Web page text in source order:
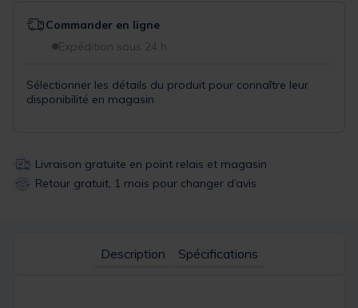
Commander en ligne
Expédition sous 24 h
Sélectionner les détails du produit pour connaître leur
disponibilité en magasin
Livraison gratuite en point relais et magasin
Retour gratuit, 1 mois pour changer d’avis
Description Spécifications